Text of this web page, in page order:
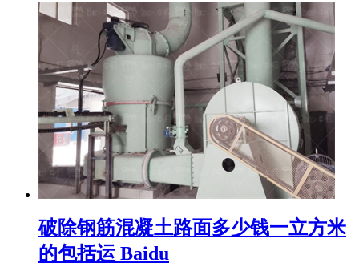
破除钢筋混凝土路面多少钱一立方米
的包括运 Baidu